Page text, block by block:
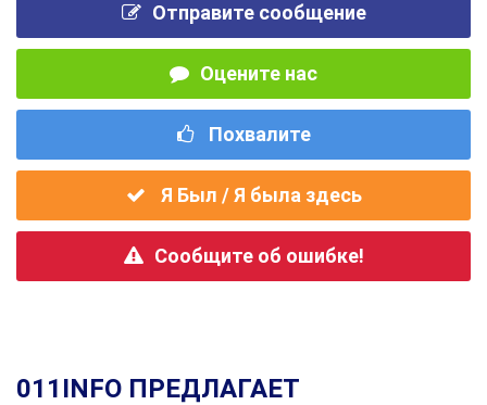
Отправите сообщение
Оцените нас
Похвалите
Я Был / Я была здесь
Сообщите об ошибке!
011INFO ПРЕДЛАГАЕТ